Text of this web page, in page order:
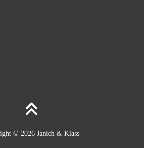
© 2026 Janich & Klass